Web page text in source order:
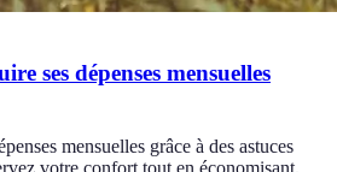
ses dépenses mensuelles
mensuelles grâce à des astuces
votre confort tout en économisant.